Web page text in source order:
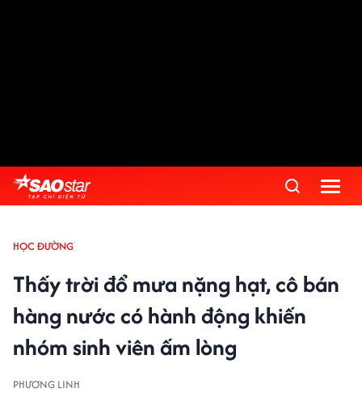
HỌC ĐƯỜNG
Thấy trời đổ mưa nặng hạt, cô bán
hàng nước có hành động khiến
nhóm sinh viên ấm lòng
PHƯƠNG LINH